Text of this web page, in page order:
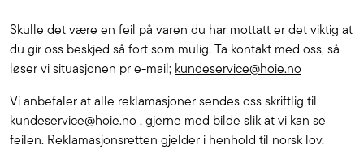
Skulle det være en feil på varen du har mottatt er det viktig at
du gir oss beskjed så fort som mulig. Ta kontakt med oss, så
løser vi situasjonen pr e-mail; kundeservice@hoie.no
Vi anbefaler at alle reklamasjoner sendes oss skriftlig til
kundeservice@hoie.no , gjerne med bilde slik at vi kan se
feilen. Reklamasjonsretten gjelder i henhold til norsk lov.